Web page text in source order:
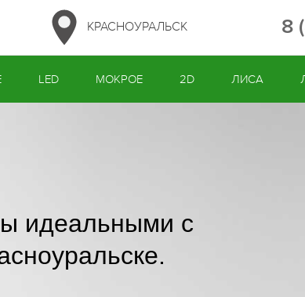
КРАСНОУРАЛЬСК 8
LED МОКРОЕ 2D ЛИСА
идеальными с